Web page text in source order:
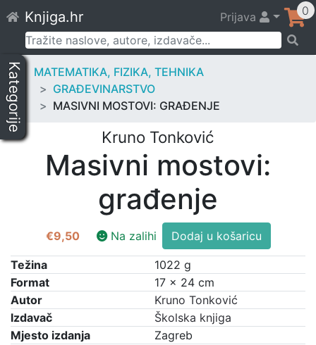
to
content
Knjiga.hr Prijava 0
Pretraži:
Kategorije
MATEMATIKA, FIZIKA, TEHNIKA
GRAĐEVINARSTVO
MASIVNI MOSTOVI: GRAĐENJE
Kruno Tonković
Masivni mostovi:
građenje
€9,50 Na zalihi
Masivni
mostovi:
građenje
količina
Dodaj u košaricu
Težina
1022 g
Format
17 × 24 cm
Autor
Kruno Tonković
Izdavač
Školska knjiga
Mjesto izdanja
Zagreb